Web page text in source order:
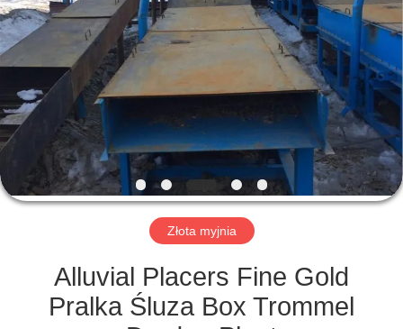
WYCIECZKA
PO
FABRYCE
KONTROLA
JAKOŚCI
SKONTAKTUJ
NAMI
Złota myjnia
Alluvial Placers Fine Gold
Pralka Śluza Box Trommel